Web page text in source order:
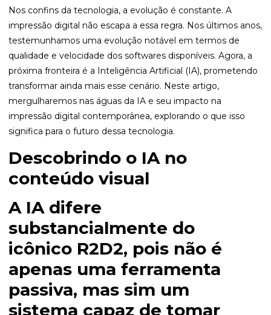
Nos confins da tecnologia, a evolução é constante. A
impressão digital não escapa a essa regra. Nos últimos anos,
testemunhamos uma evolução notável em termos de
qualidade e velocidade dos softwares disponíveis. Agora, a
próxima fronteira é a Inteligência Artificial (IA), prometendo
transformar ainda mais esse cenário. Neste artigo,
mergulharemos nas águas da IA e seu impacto na
impressão digital contemporânea, explorando o que isso
significa para o futuro dessa tecnologia.
Descobrindo o IA no
conteúdo visual
A IA difere
substancialmente do
icônico R2D2, pois não é
apenas uma ferramenta
passiva, mas sim um
sistema capaz de tomar